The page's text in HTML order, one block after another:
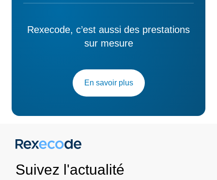
Rexecode, c’est aussi des prestations
sur mesure
En savoir plus
Suivez l'actualité